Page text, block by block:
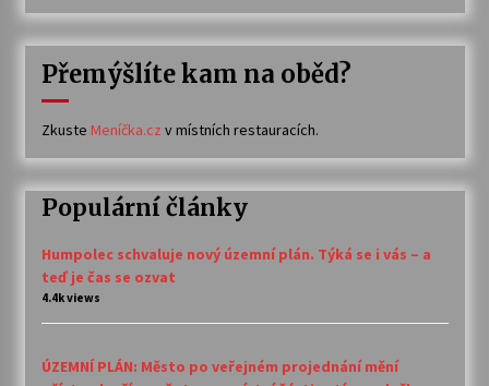
Přemýšlíte kam na oběd?
Zkuste Meníčka.cz v místních restauracích.
Populární články
Humpolec schvaluje nový územní plán. Týká se i vás – a
teď je čas se ozvat
4.4k views
ÚZEMNÍ PLÁN: Město po veřejném projednání mění